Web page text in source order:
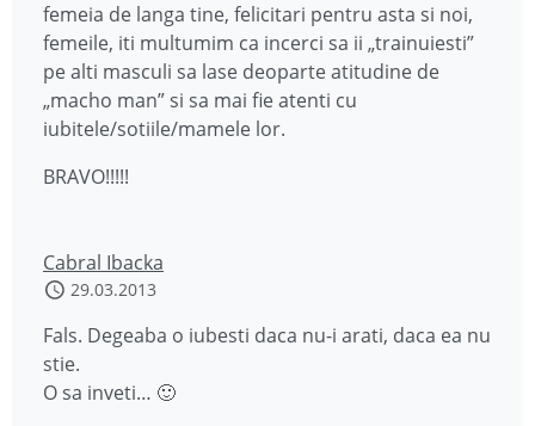
femeia de langa tine, felicitari pentru asta si noi,
femeile, iti multumim ca incerci sa ii „trainuiesti”
pe alti masculi sa lase deoparte atitudine de
„macho man” si sa mai fie atenti cu
iubitele/sotiile/mamele lor.
BRAVO!!!!!
Cabral Ibacka
29.03.2013
Fals. Degeaba o iubesti daca nu-i arati, daca ea nu
stie.
O sa inveti… 🙂